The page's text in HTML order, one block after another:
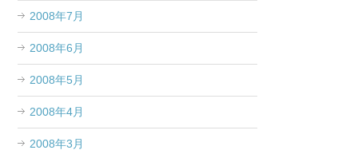
2008年7月
2008年6月
2008年5月
2008年4月
2008年3月